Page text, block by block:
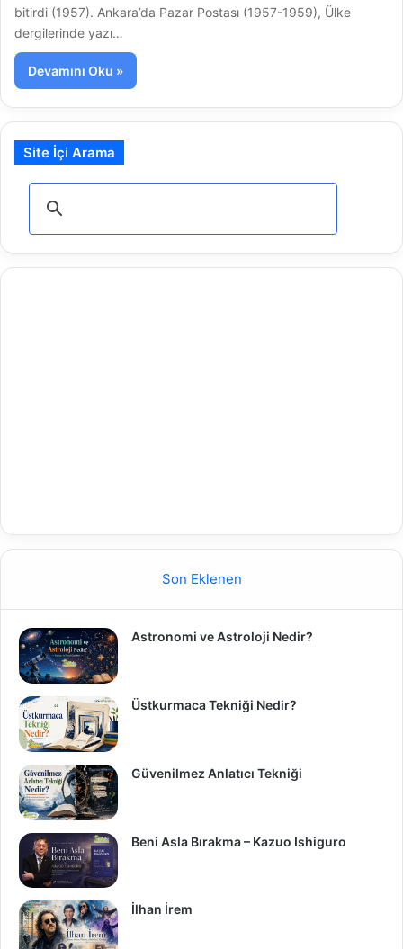
bitirdi (1957). Ankara’da Pazar Postası (1957-1959), Ülke
dergilerinde yazı…
Devamını Oku »
Site İçi Arama
Son Eklenen
Astronomi ve Astroloji Nedir?
Üstkurmaca Tekniği Nedir?
Güvenilmez Anlatıcı Tekniği
Beni Asla Bırakma – Kazuo Ishiguro
İlhan İrem